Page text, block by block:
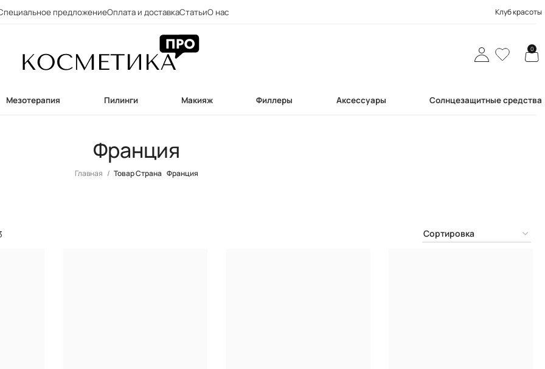
предложениеОплата и доставкаСтатьиО нас Клуб красоты
0
Мезотерапия Пилинги Макияж Филлеры Аксессуары Солнцезащитные средства
Франция
Главная Товар Страна Франция